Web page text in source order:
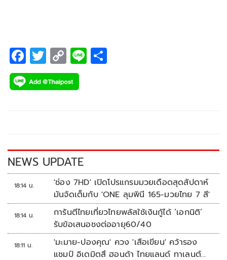
F
ac
e
k
T
wi
tt
C
o
p
k
Li
NEWS UPDATE
18:14 น.
'ช่อง 7HD' เปิดโปรแกรมมวยเดือดสุดสัปดาห์
มันจัดเต็มกับ 'ONE ลุมพินี 165-มวยไทย 7 สี'
18:14 น.
การันตีไทยเที่ยวไทยพลัสใช้เงินกู้ได้ ‘เอกนิติ’
รับข้อเสนอชงต่ออายุ60/40
18:11 น.
'มะมาย-ปองคุณ' ควง 'เสือเขียน' คว้ารอง
แชมป์ อิเดมิตสึ ฮอนด้า ไทยแลนด์ ทาเลนต์